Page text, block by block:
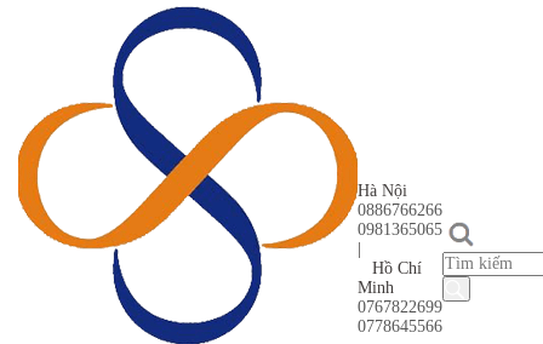
Hà Nội
0886766266
0981365065
Hồ Chí
Minh
0767822699
0778645566